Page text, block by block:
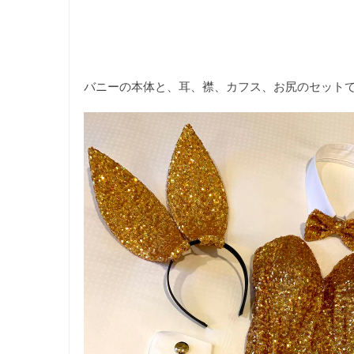
バニーの本体と、耳、襟、カフス、お尻のセット